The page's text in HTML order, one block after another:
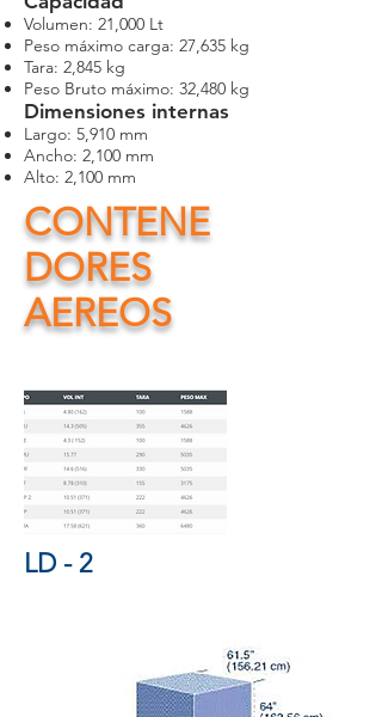
Volumen: 21,000 Lt
Peso máximo carga: 27,635 kg
Tara: 2,845 kg
Peso Bruto máximo: 32,480 kg
Dimensiones internas
Largo: 5,910 mm
Ancho: 2,100 mm
Alto: 2,100 mm
LD - 2
CONTENE
DORES
AEREOS